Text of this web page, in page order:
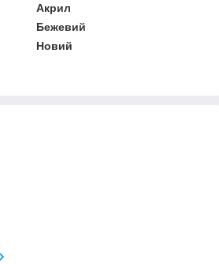
Акрил
Бежевий
Новий